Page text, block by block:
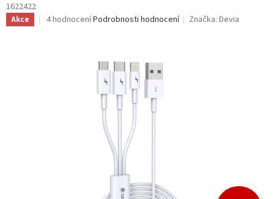
1622422
Akce
Průměrné
4 hodnoceníPodrobnosti hodnocení Značka:Devia